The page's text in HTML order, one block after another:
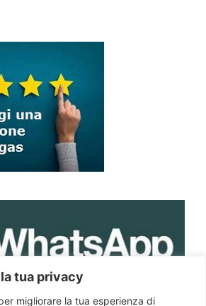
tua privacy
migliorare la tua esperienza di